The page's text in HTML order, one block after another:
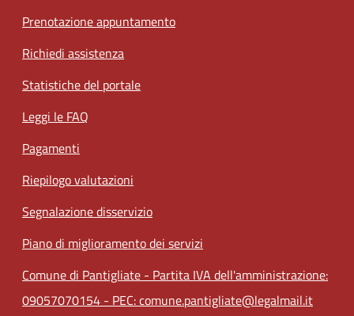
Prenotazione appuntamento
Richiedi assistenza
Statistiche del portale
Leggi le FAQ
Pagamenti
Riepilogo valutazioni
Segnalazione disservizio
Piano di miglioramento dei servizi
Comune di Pantigliate - Partita IVA dell'amministrazione:
09057070154 - PEC: comune.pantigliate@legalmail.it